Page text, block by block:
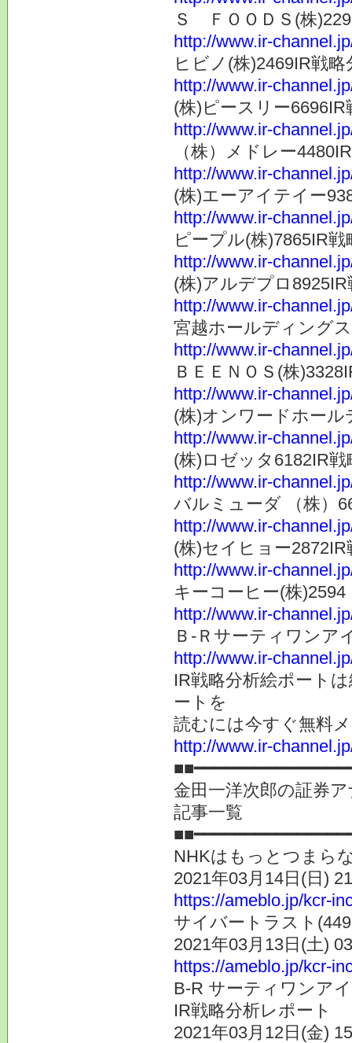
Ｓ ＦＯＯＤＳ(株
http://www.ir-
ヒビノ(株)2469IR戦略
http://www.ir-
(株)ピースリー6696IR
http://www.ir-
（株）メドレー
http://www.ir-
(株)エーアイテイー
http://www.ir-
ピープル(株)7865IR戦
http://www.ir-
(株)アルデプロ
http://www.ir-
宮越ホールディング
http://www.ir-
ＢＥＥＮＯＳ(株
http://www.ir-
(株)オンワードホール
http://www.ir-
(株)ロゼッタ6182IR戦
http://www.ir-
バルミューダ （株）
http://www.ir-
(株)セイヒョー2872IR
http://www.ir-
キーコーヒー(株
http://www.ir-
Ｂ-Ｒサーティワンア
http://www.ir-
IR戦略分析絵ポート
ートを
読むには今すぐ無料
http://www.ir-
金田一洋次郎の証券
記事一覧
NHKはもっとつまら
2021年03月14日(日)
https://ameblo.jp/kcr-
サイバートラスト
2021年03月13日(土)
https://ameblo.jp/kcr-
B-R サーティワンア
IR戦略分析レポート
2021年03月12日(金)